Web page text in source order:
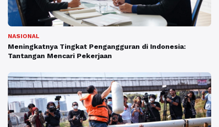
NASIONAL
Meningkatnya Tingkat Pengangguran di Indonesia:
Tantangan Mencari Pekerjaan